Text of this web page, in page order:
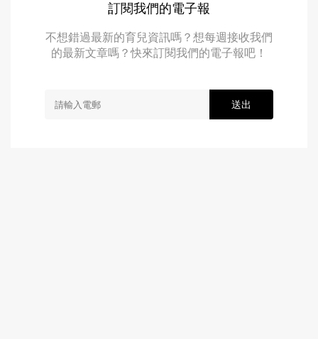
訂閱我們的電子報
不想錯過最新的育兒資訊嗎？想每週接收我們
的最新文章嗎？快來訂閱我們的電子報吧！
送出